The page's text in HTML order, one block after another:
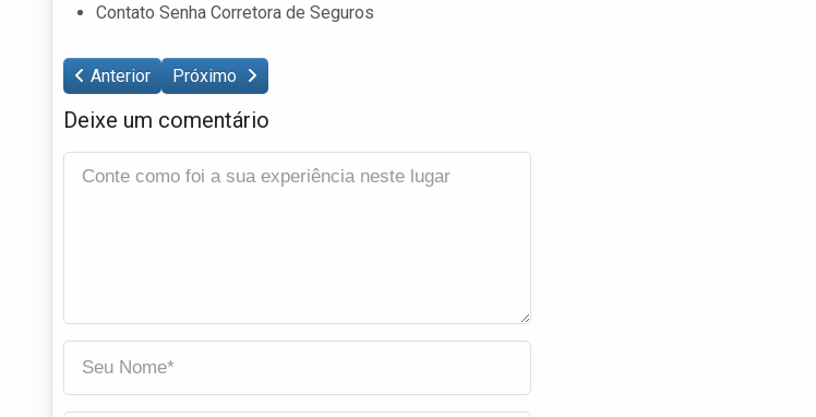
Contato Senha Corretora de Seguros
Anterior Próximo
Deixe um comentário